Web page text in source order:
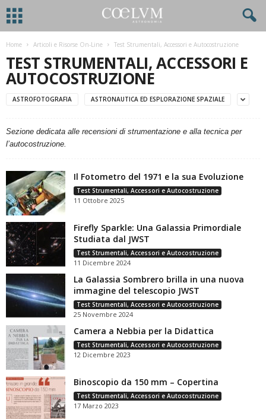
Home Articoli e Risorse On-Line Test Strumentali, Accessori e Autocostruzione
TEST STRUMENTALI, ACCESSORI E
AUTOCOSTRUZIONE
ASTROFOTOGRAFIA ASTRONAUTICA ED ESPLORAZIONE SPAZIALE
Sezione dedicata alle recensioni di strumentazione e alla tecnica per
l’autocostruzione.
Il Fotometro del 1971 e la sua Evoluzione
Test Strumentali, Accessori e Autocostruzione
11 Ottobre 2025
Firefly Sparkle: Una Galassia Primordiale
Studiata dal JWST
Test Strumentali, Accessori e Autocostruzione
11 Dicembre 2024
La Galassia Sombrero brilla in una nuova
immagine del telescopio JWST
Test Strumentali, Accessori e Autocostruzione
25 Novembre 2024
Camera a Nebbia per la Didattica
Test Strumentali, Accessori e Autocostruzione
12 Dicembre 2023
Binoscopio da 150 mm – Copertina
Test Strumentali, Accessori e Autocostruzione
17 Marzo 2023